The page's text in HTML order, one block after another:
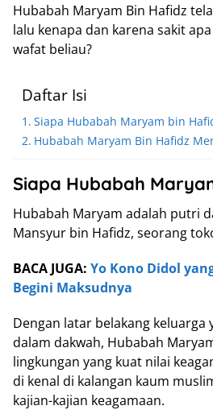
Hubabah Maryam Bin Hafidz
lalu kenapa dan karena sakit
wafat beliau?
Daftar Isi
Siapa Hubabah Maryam bin
Hubabah Maryam Bin Hafidz
Siapa Hubabah
Hubabah Maryam adalah putri
Mansyur bin Hafidz, seorang
BACA JUGA: Yo Kono Didol
Begini Maksudnya
Dengan latar belakang keluarga
dalam dakwah, Hubabah
lingkungan yang kuat nilai
di kenal di kalangan kaum
kajian-kajian keagamaan.